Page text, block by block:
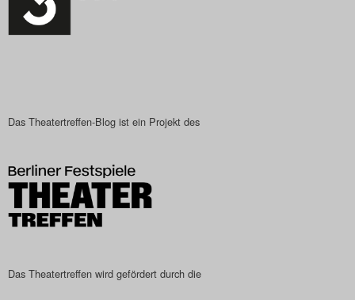
Das Theatertreffen-Blog
2022
Das Theatertreffen-Blog
2023
Das Theatertreffen-Blog
2024
Das Theatertreffen-Blog ist ein Projekt des
Das Theatertreffen wird gefördert durch die